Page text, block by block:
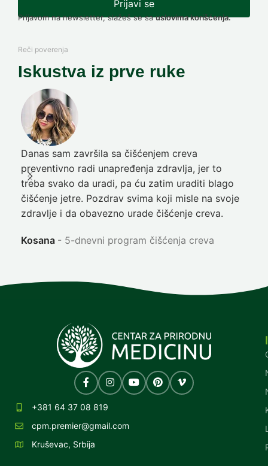
Prijavi se
Prijavom na newsletter, slažeš se sauslovima korišćenja.
Reči poverenja
Iskustva iz prve ruke
Danas sam završila sa čišćenjem creva
preventivno radi unapređenja zdravlja, jer to
treba svako da uradi, pa ću zatim uraditi blago
čišćenje jetre. Pozdrav svima koji misle na svoje
zdravlje i da obavezno urade čišćenje creva.
Kosana 5-dnevni program čišćenja creva
+381 64 37 08 819
cpm.premier@gmail.com
Kruševac, Srbija